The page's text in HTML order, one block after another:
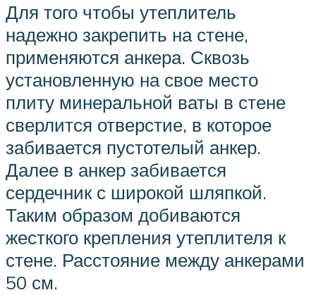
Для того чтобы утеплитель
надежно закрепить на стене,
применяются анкера. Сквозь
установленную на свое место
плиту минеральной ваты в стене
сверлится отверстие, в которое
забивается пустотелый анкер.
Далее в анкер забивается
сердечник с широкой шляпкой.
Таким образом добиваются
жесткого крепления утеплителя к
стене. Расстояние между анкерами
50 см.